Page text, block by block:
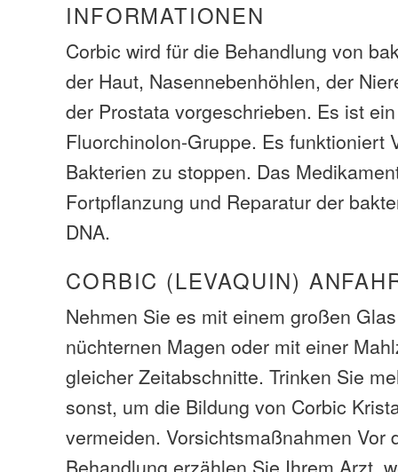
INFORMATIONEN
Corbic wird für die Behandlung von
der Haut, Nasennebenhöhlen, der
der Prostata vorgeschrieben. Es ist
Fluorchinolon-Gruppe. Es funktioniert
Bakterien zu stoppen. Das
Fortpflanzung und Reparatur der
DNA.
CORBIC (LEVAQUIN)
Nehmen Sie es mit einem großen
nüchternen Magen oder mit einer
gleicher Zeitabschnitte. Trinken Sie
sonst, um die Bildung von Corbic
vermeiden. Vorsichtsmaßnahmen Vor
Behandlung erzählen Sie Ihrem Arzt,